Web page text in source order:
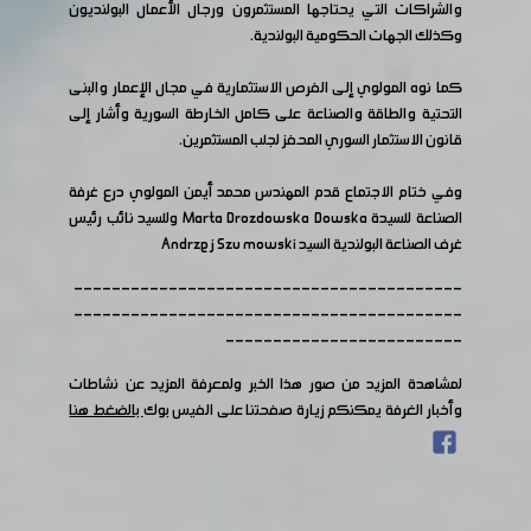
والشراكات التي يحتاجها المستثمرون ورجال الأعمال البولنديون
وكذلك الجهات الحكومية البولندية.
كما نوه المولوي إلى الفرص الاستثمارية في مجال الإعمار والبنى
التحتية والطاقة والصناعة على كامل الخارطة السورية وأشار إلى
قانون الاستثمار السوري المحفز لجلب المستثمرين.
وفي ختام الاجتماع قدم المهندس محمد أيمن المولوي درع غرفة
الصناعة للسيدة Marta Drozdowska Dowska وللسيد نائب رئيس
غرف الصناعة البولندية السيد Andrzej Szu mowski
-----------------------------------------
-----------------------------------------
-------------------------
لمشاهدة المزيد من صور هذا الخبر ولمعرفة المزيد عن نشاطات
وأخبار الغرفة يمكنكم زيارة صفحتنا على الفيس بوكبالضغط هنا